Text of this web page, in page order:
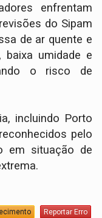
enfrentam
do Sipam
de ar quente e
baixa umidade e
o risco de
incluindo Porto
pelo
em situação de
Reportar Erro